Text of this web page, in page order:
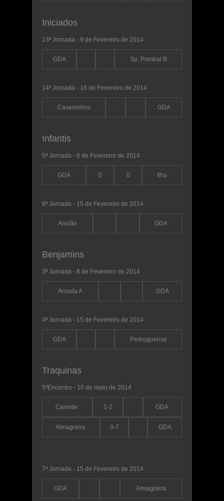
Iniciados
13ª Jornada - 9 de Fevereiro de 2014
GDA Sp. Pombal B
14ª Jornada - 16 de Fevereiro de 2014
Caseirinhos GDA
Infantis
5ª Jornada - 8 de Fevereiro de 2014
GDA 0 0 Ilha
6ª Jornada - 15 de Fevereiro de 2014
Ansião GDA
Benjamins
3ª Jornada - 8 de Fevereiro de 2014
Arcuda A GDA
4ª Jornada - 15 de Fevereiro de 2014
GDA Pedroguense
Traquinas
5ºEncontro - 10 de maio de 2014
Carnide 1-2 GDA
Almagreira 0-7 GDA
7ª Jornada - 15 de Fevereiro de 2014
GDA Almagreira